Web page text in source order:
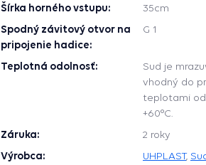
Šírka horného vstupu: 35cm
Spodný závitový otvor na
pripojenie hadice:
G 1
Teplotná odolnosť:
Sud je
vhodný do
teplotami od
+60°C.
Záruka: 2 roky
Výrobca: UHPLAST,